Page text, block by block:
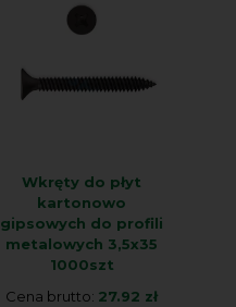
Wkręty do płyt
kartonowo
gipsowych do profili
metalowych 3,5x35
1000szt
Cena brutto: 27.92 zł